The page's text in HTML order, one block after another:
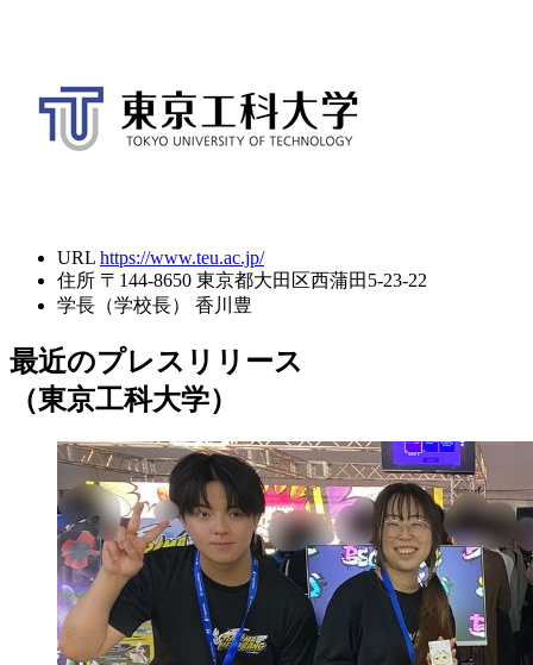
URL https://www.teu.ac.jp/
住所 〒144-8650 東京都大田区西蒲田5-23-22
学長（学校長）
香川豊
最近のプレスリリース
（東京工科大学）